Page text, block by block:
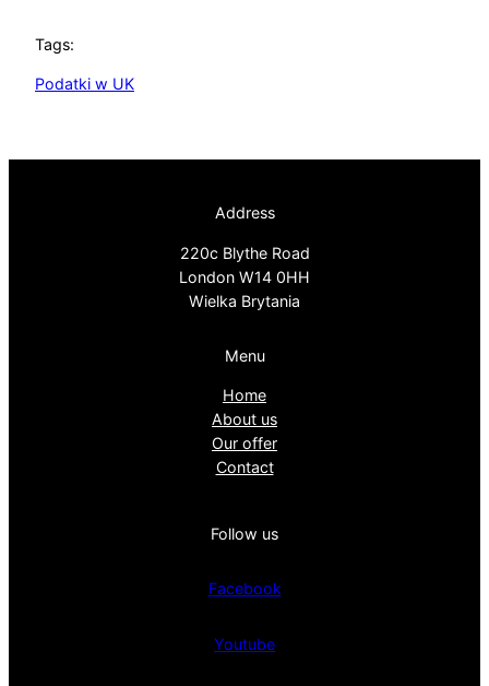
Tags:
Podatki w UK
Address
220c Blythe Road
London W14 0HH
Wielka Brytania
Menu
Home
About us
Our offer
Contact
Follow us
Facebook
Youtube